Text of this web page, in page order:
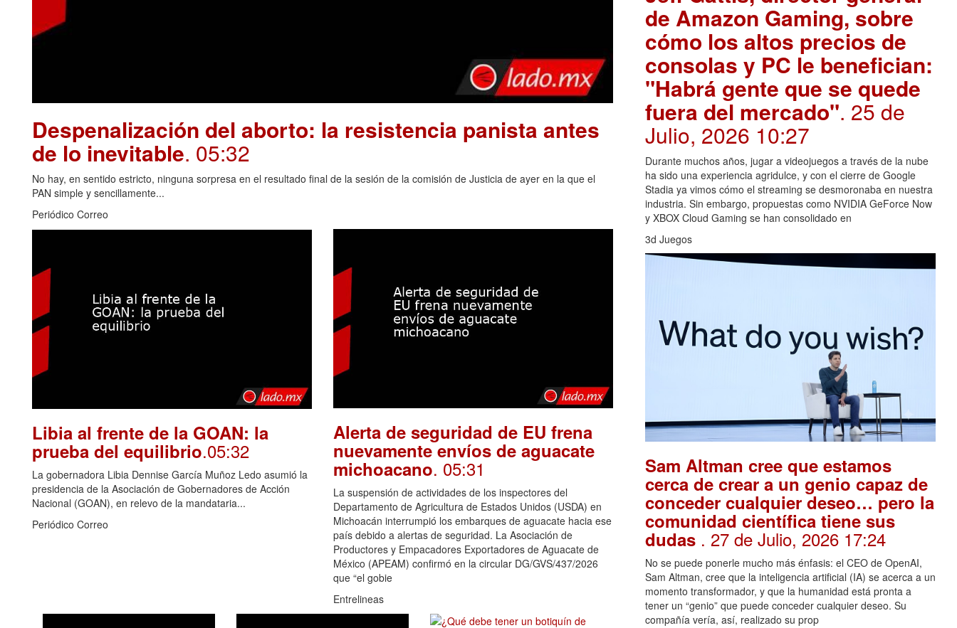
Despenalización del aborto: la resistencia panista antes
de lo inevitable. 05:32
No hay, en sentido estricto, ninguna sorpresa en el resultado final de la sesión de la comisión de Justicia de ayer en la que el
PAN simple y sencillamente...
Periódico Correo
Libia al frente de la GOAN: la
prueba del equilibrio.05:32
La gobernadora Libia Dennise García Muñoz Ledo asumió la
presidencia de la Asociación de Gobernadores de Acción
Nacional (GOAN), en relevo de la mandataria...
Periódico Correo
Alerta de seguridad de EU frena
nuevamente envíos de aguacate
michoacano. 05:31
La suspensión de actividades de los inspectores del
Departamento de Agricultura de Estados Unidos (USDA) en
Michoacán interrumpió los embarques de aguacate hacia ese
país debido a alertas de seguridad. La Asociación de
Productores y Empacadores Exportadores de Aguacate de
México (APEAM) confirmó en la circular DG/GVS/437/2026
que “el gobie
Entrelineas
de Amazon Gaming, sobre
cómo los altos precios de
consolas y PC le benefician:
"Habrá gente que se quede
fuera del mercado". 25 de
Julio, 2026 10:27
Durante muchos años, jugar a videojuegos a través de la nube
ha sido una experiencia agridulce, y con el cierre de Google
Stadia ya vimos cómo el streaming se desmoronaba en nuestra
industria. Sin embargo, propuestas como NVIDIA GeForce Now
y XBOX Cloud Gaming se han consolidado en
3d Juegos
Sam Altman cree que estamos
cerca de crear a un genio capaz de
conceder cualquier deseo… pero la
comunidad científica tiene sus
dudas . 27 de Julio, 2026 17:24
No se puede ponerle mucho más énfasis: el CEO de OpenAI,
Sam Altman, cree que la inteligencia artificial (IA) se acerca a un
momento transformador, y que la humanidad está pronta a
tener un “genio” que puede conceder cualquier deseo. Su
compañía vería, así, realizado su prop